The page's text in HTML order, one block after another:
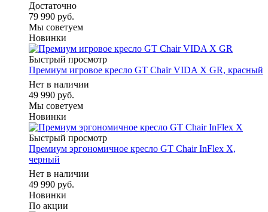
Достаточно
79 990 руб.
Мы советуем
Новинки
Быстрый просмотр
Премиум игровое кресло GT Chair VIDA X GR, красный
Нет в наличии
49 990 руб.
Мы советуем
Новинки
Быстрый просмотр
Премиум эргономичное кресло GT Chair InFlex X,
черный
Нет в наличии
49 990 руб.
Новинки
По акции